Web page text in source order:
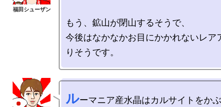
もう、鉱山が閉山するそうで、
今後はなかなかお目にかかれないレア
ルーマニア産水晶はカルサイトをか